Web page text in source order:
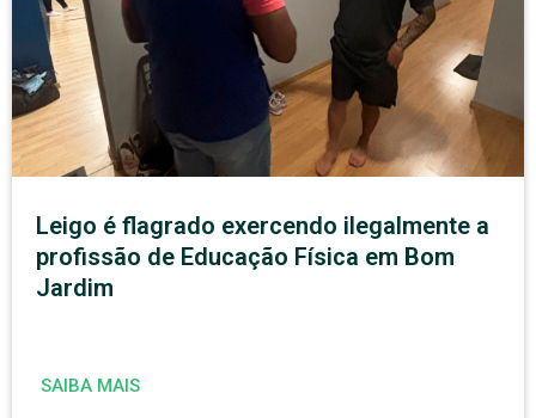
Leigo é flagrado exercendo ilegalmente a
profissão de Educação Física em Bom
Jardim
SAIBA MAIS